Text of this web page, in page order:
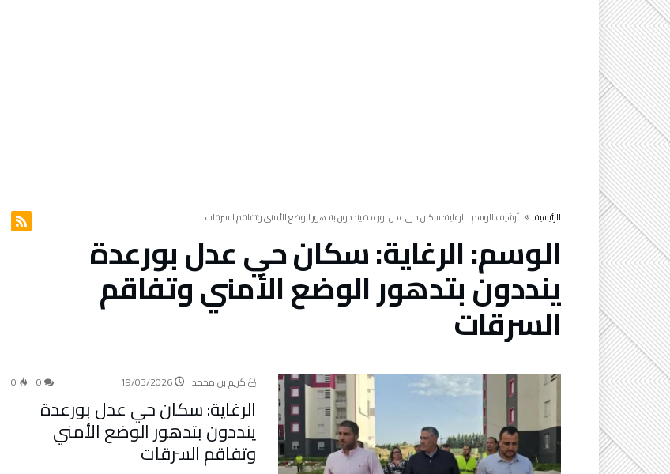
‫الرئيسية‬ ‫أرشيف الوسم :‬ الرغاية: سكان حي عدل بورعدة ينددون بتدهور الوضع الأمني وتفاقم السرقات
الوسم:الرغاية: سكان حي عدل بورعدة
ينددون بتدهور الوضع الأمني وتفاقم
السرقات
كريم بن محمد 19/03/2026
0
الرغاية: سكان حي عدل بورعدة
ينددون بتدهور الوضع الأمني
وتفاقم السرقات